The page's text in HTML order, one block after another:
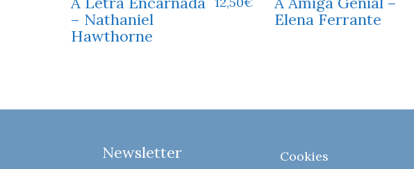
– Nathaniel
Hawthorne
Elena Ferrante
Newsletter Cookies